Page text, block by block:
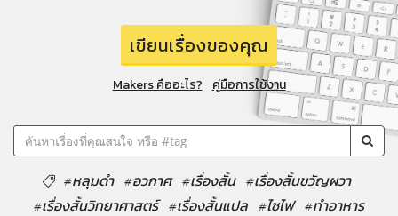
เขียนเรื่องของคุณ
Makers คืออะไร? คู่มือการใช้งาน
#หลุมดำ #อวกาศ #เรื่องสั้น #เรื่องสั้นขวัญผวา
#เรื่องสั้นวิทยาศาสตร์ #เรื่องสั้นแปล #ไซไฟ #ทำอาหาร